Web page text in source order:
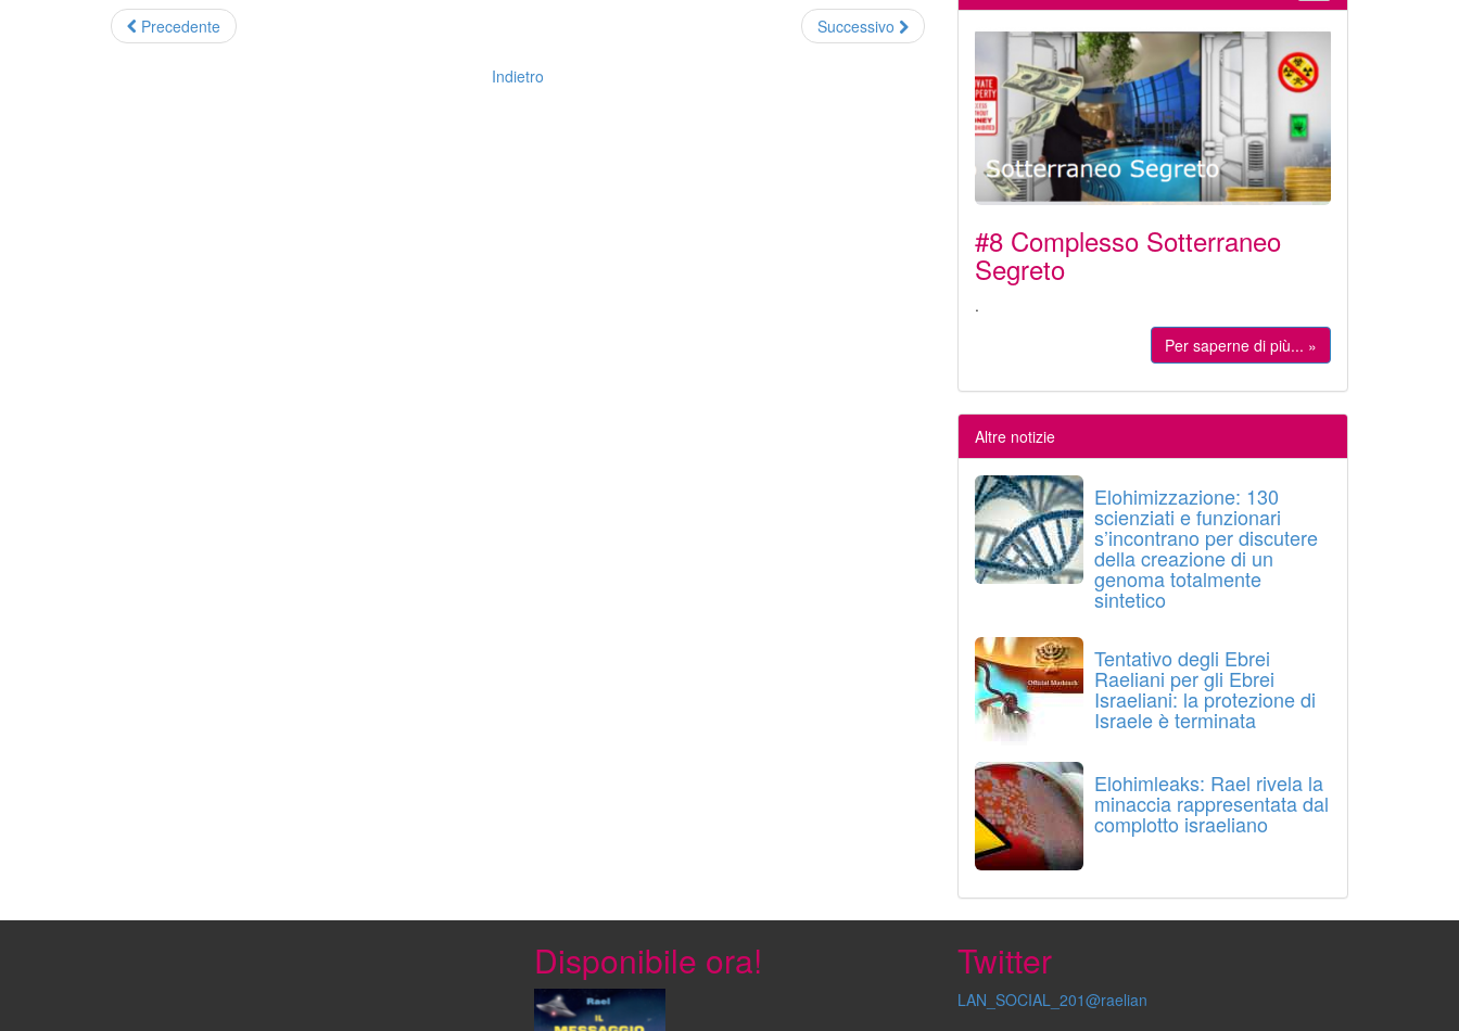
Precedente Successivo
Indietro
#8 Complesso Sotterraneo
Segreto
.
Per saperne di più... »
Altre notizie
Elohimizzazione: 130
scienziati e funzionari
s’incontrano per discutere
della creazione di un
genoma totalmente
sintetico
Tentativo degli Ebrei
Raeliani per gli Ebrei
Israeliani: la protezione di
Israele è terminata
Elohimleaks: Rael rivela la
minaccia rappresentata dal
complotto israeliano
Disponibile ora! Twitter
LAN_SOCIAL_201@raelian